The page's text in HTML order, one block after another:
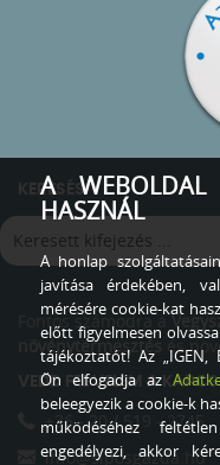
KERESÉS
Fontos számodra a
növénytermesztés és
VEDD FEL VELEM A
+36 - 20 / 519 - 2745
info@siposgazda.hu
A WEBOLDAL
HASZNÁL
A honlap
javítása érdekében,
mérésére cookie-kat
előtt figyelmesen
tájékoztatót! Az „IGEN,
Ön elfogadja az
beleegyezik a cookie-k
működéséhez
engedélyezi, akkor